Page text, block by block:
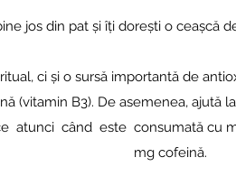
jos din pat și îți dorești o ceașcă
ci și o sursă importantă de
(vitamin B3). De asemenea,
atunci când este consumată cu
mg cofeină.